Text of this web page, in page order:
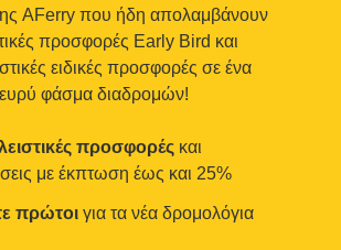
AFerry που ήδη απολαμβάνουν
προσφορές Early Bird και
ειδικές προσφορές σε ένα
ευρύ φάσμα διαδρομών!
προσφορές και
με έκπτωση έως και 25%
πρώτοι για τα νέα δρομολόγια